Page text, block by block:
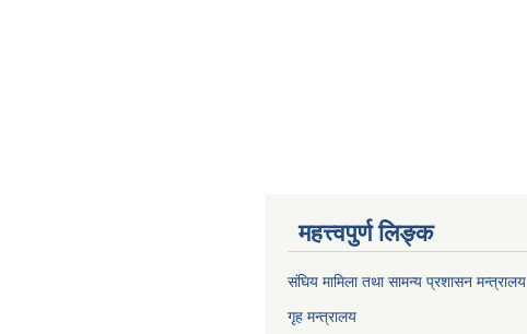
महत्त्वपुर्ण लिङ्क
संघिय मामिला तथा सामन्य प्रशासन मन्त्रालय
गृह मन्त्रालय